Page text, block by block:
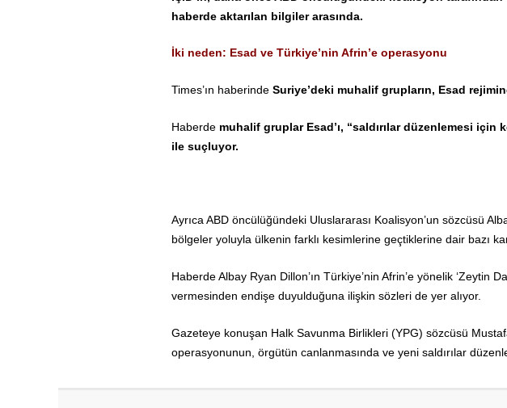
haberde aktarılan bilgiler arasında.
İki neden: Esad ve Türkiye’nin Afrin’e operasyonu
Times’ın haberinde Suriye’deki muhalif grupların, Esad
Haberde muhalif gruplar Esad’ı, “saldırılar düzenlemesi
ile suçluyor.
Ayrıca ABD öncülüğündeki Uluslararası Koalisyon’un sözcüsü
bölgeler yoluyla ülkenin farklı kesimlerine geçtiklerine dair bazı
Haberde Albay Ryan Dillon’ın Türkiye’nin Afrin’e yönelik ‘Zeytin
vermesinden endişe duyulduğuna ilişkin sözleri de yer alıyor.
Gazeteye konuşan Halk Savunma Birlikleri (YPG) sözcüsü
operasyonunun, örgütün canlanmasında ve yeni saldırılar